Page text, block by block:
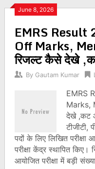
June 8, 2026
EMRS
Off Marks,
रिजल्ट कैसे देखे
By Gautam Kumar
EMRS
Marks,
देखे ,कट
टीजीटी,
पदों के लिए लिखित
परीक्षा केंद्र स्थापित किए।
आयोजित परीक्षा में बड़ी